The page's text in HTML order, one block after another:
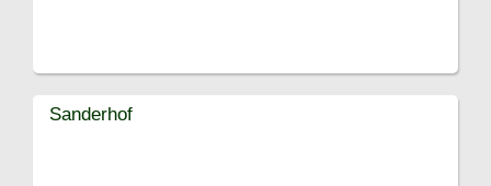
Sanderhof